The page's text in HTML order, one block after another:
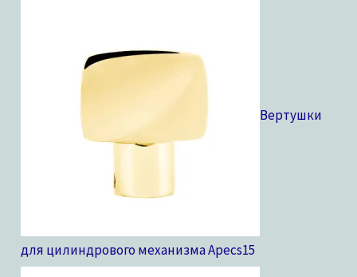
Вертушки
для цилиндрового механизма Apecs15